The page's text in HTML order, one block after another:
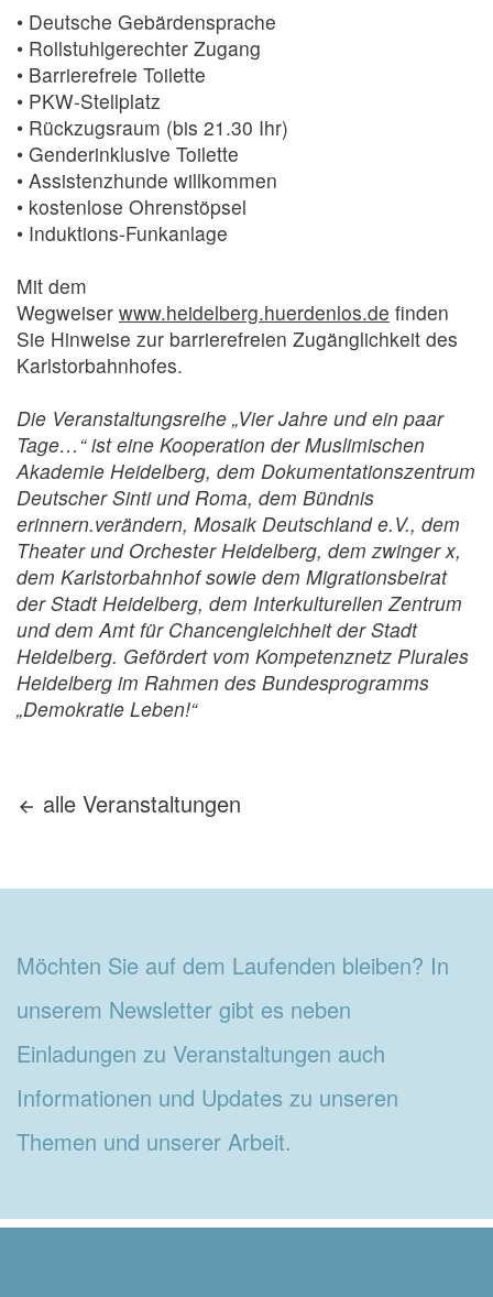
• Deutsche Gebärdensprache
• Rollstuhlgerechter Zugang
• Barrierefreie Toilette
• PKW-Stellplatz
• Rückzugsraum (bis 21.30 Ihr)
• Genderinklusive Toilette
• Assistenzhunde willkommen
• kostenlose Ohrenstöpsel
• Induktions-Funkanlage
Mit dem
Wegweiser www.heidelberg.huerdenlos.de finden
Sie Hinweise zur barrierefreien Zugänglichkeit des
Karlstorbahnhofes.
Die Veranstaltungsreihe „Vier Jahre und ein paar
Tage…“ ist eine Kooperation der Muslimischen
Akademie Heidelberg, dem Dokumentationszentrum
Deutscher Sinti und Roma, dem Bündnis
erinnern.verändern, Mosaik Deutschland e.V., dem
Theater und Orchester Heidelberg, dem zwinger x,
dem Karlstorbahnhof sowie dem Migrationsbeirat
der Stadt Heidelberg, dem Interkulturellen Zentrum
und dem Amt für Chancengleichheit der Stadt
Heidelberg. Gefördert vom Kompetenznetz Plurales
Heidelberg im Rahmen des Bundesprogramms
„Demokratie Leben!“
alle Veranstaltungen
Möchten Sie auf dem Laufenden bleiben? In
unserem Newsletter gibt es neben
Einladungen zu Veranstaltungen auch
Informationen und Updates zu unseren
Themen und unserer Arbeit.